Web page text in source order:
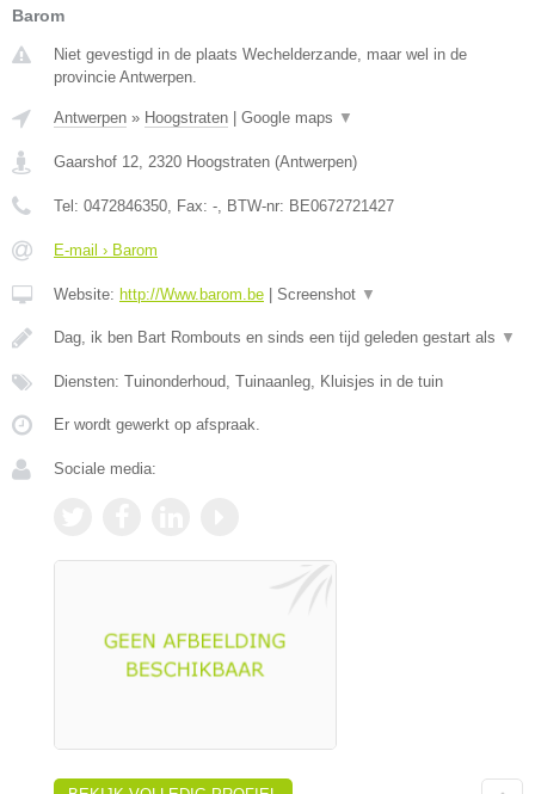
Barom
Niet gevestigd in de plaats Wechelderzande, maar wel in de
provincie Antwerpen.
Antwerpen » Hoogstraten Google maps ▼
Gaarshof 12, 2320 Hoogstraten (Antwerpen)
Tel: 0472846350, Fax: -, BTW-nr: BE0672721427
E-mail › Barom
Website: http://Www.barom.be Screenshot ▼
Dag, ik ben Bart Rombouts en sinds een tijd geleden gestart als ▼
Diensten: Tuinonderhoud, Tuinaanleg, Kluisjes in de tuin
Er wordt gewerkt op afspraak.
Sociale media: